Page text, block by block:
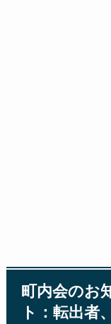
町内会のお
ト：転出者